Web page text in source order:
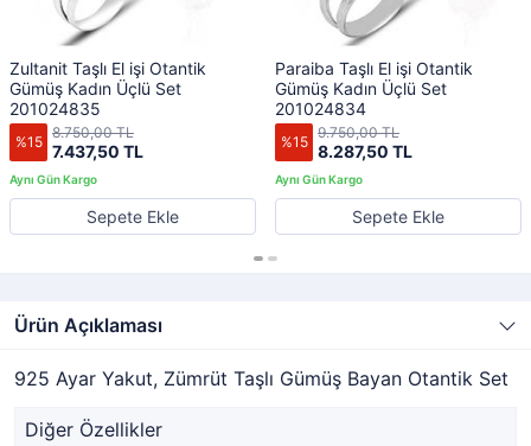
Zultanit Taşlı El işi Otantik
Gümüş Kadın Üçlü Set
201024835
%15 7.437,50 TL
8.750,00 TL
Sepete Ekle
Paraiba Taşlı El işi Otantik
Gümüş Kadın Üçlü Set
201024834
%15 8.287,50 TL
9.750,00 TL
Sepete Ekle
Ürün Açıklaması
925 Ayar Yakut, Zümrüt Taşlı Gümüş Bayan Otantik Set
Diğer Özellikler